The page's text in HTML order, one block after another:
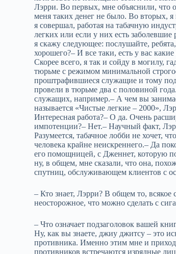
Лэрри. Во первых, мне объяснили, что
меня таких денег не было. Во вторых,
я совершал, работая на табачную
легких или если у них есть
я скажу следующее: послушайте,
хорошего?– И все таки, есть у вас
Скорее всего, я так и сойду в могилу,
тюрьме с режимом минимальной
проштрафившиеся служащие и тому
провели в тюрьме два с половиной
служащих, например.– А чем вы
называется «Чистые легкие – 2000»,
Интересная работа?– О да. Очень
импотенции?– Нет.– Научный факт,
Разумеется, табачное лобби не хочет,
человека крайне неискреннего.– Да
его помощницей, с Дженнет, которую
ну, в общем, мне сказали, что она,
спутниц, обслуживающем клиентов с
– Кто знает, Лэрри? В общем то,
неосторожное, что можно сделать с
– Что означает подзаголовок вашей
Ну, как вы знаете, джиу джитсу – это
противника. Именно этим мне и
противников встречаются изрядные